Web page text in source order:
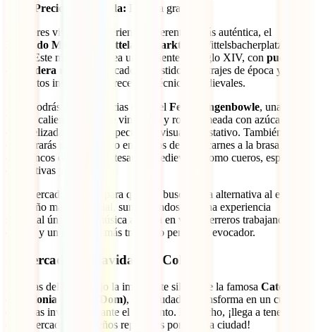
Precios de entrada: Entrada gratuita
Si quieres vivir una experiencia diferente y más auténtica, el
Mercado Medieval (Mittelaltermarkt)
en Wittelsbacherplatz es tu
lugar. Este mercado recrea un ambiente del siglo XIV, con puestos
de madera rústica
, mercaderes vestidos con trajes de época y
productos inspirados en recetas y técnicas medievales.
Aquí podrás probar delicias como el Feuerzangenbowle, una
bebida caliente a base de vino tinto y ron, flameada con azúcar
caramelizada, todo un espectáculo visual y gustativo. También
encontrarás pan horneado en hornos de leña, carnes a la brasa, sopas
en cuencos de barro y artesanías medievales como cueros, espadas
decorativas y cerámica.
Este mercado es ideal para quienes buscan una alternativa al estilo
navideño más comercial, sumergiéndose en una experiencia
sensorial única, con música antigua en vivo, herreros trabajando en
directo y un ambiente más tranquilo pero muy evocador.
5. Mercado de Navidad de Colonia
A orillas del Rin y bajo la imponente silueta de la famosa Catedral
de Colonia (Kölner Dom), esta ciudad se transforma en un cuento
de hadas invernal durante el Adviento. De hecho, ¡llega a tener más
de 7 mercados navideños repartidos por toda la ciudad!